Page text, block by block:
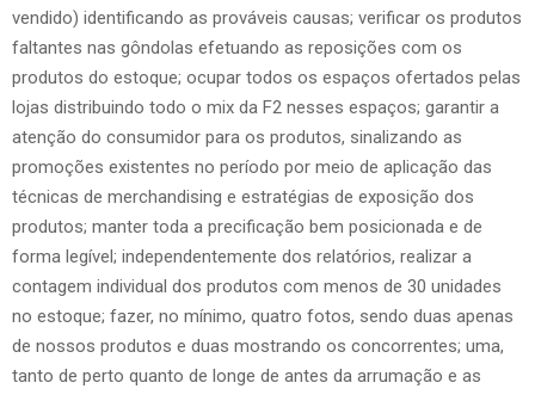
vendido) identificando as prováveis causas; verificar os produtos
faltantes nas gôndolas efetuando as reposições com os
produtos do estoque; ocupar todos os espaços ofertados pelas
lojas distribuindo todo o mix da F2 nesses espaços; garantir a
atenção do consumidor para os produtos, sinalizando as
promoções existentes no período por meio de aplicação das
técnicas de merchandising e estratégias de exposição dos
produtos; manter toda a precificação bem posicionada e de
forma legível; independentemente dos relatórios, realizar a
contagem individual dos produtos com menos de 30 unidades
no estoque; fazer, no mínimo, quatro fotos, sendo duas apenas
de nossos produtos e duas mostrando os concorrentes; uma,
tanto de perto quanto de longe de antes da arrumação e as